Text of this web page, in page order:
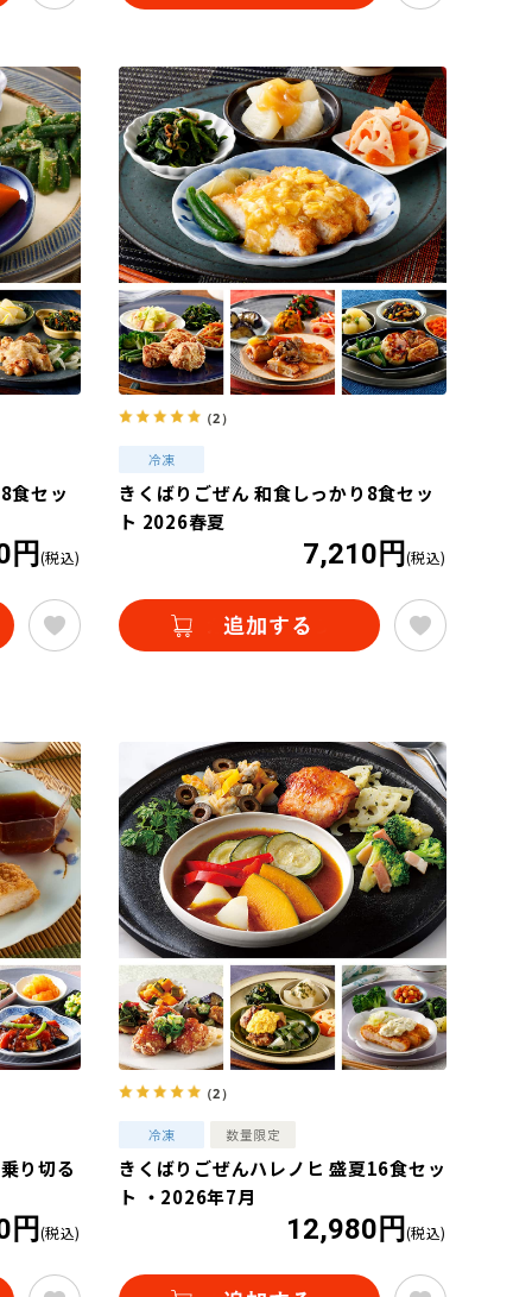
食セッ
円 (税込)
（2）
きくばりごぜん 和食しっかり8食セッ
ト 2026春夏
7,210円 (税込)
り切る
円 (税込)
（2）
きくばりごぜんハレノヒ 盛夏16食セッ
ト ・2026年7月
12,980円 (税込)